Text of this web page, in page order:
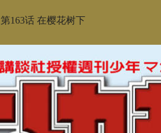
第163话 在樱花树下